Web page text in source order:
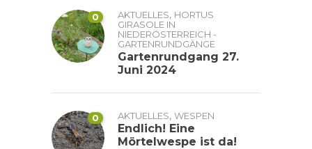
0 AKTUELLES, HORTUS
GIRASOLE IN
NIEDERÖSTERREICH -
GARTENRUNDGÄNGE
Gartenrundgang 27.
Juni 2024
0 AKTUELLES, WESPEN
Endlich! Eine
Mörtelwespe ist da!